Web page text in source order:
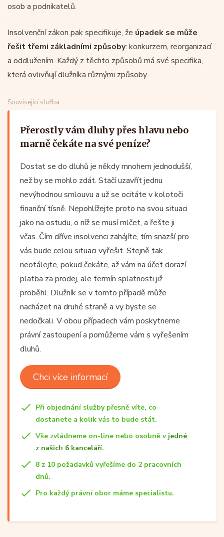
osob a podnikatelů.
Insolvenční zákon pak specifikuje, že úpadek se může
řešit třemi základními způsoby: konkurzem, reorganizací
a oddlužením. Každý z těchto způsobů má své specifika,
která ovlivňují dlužníka různými způsoby.
Související služba
Přerostly vám dluhy přes hlavu nebo
marně čekáte na své peníze?
Dostat se do dluhů je někdy mnohem jednodušší,
než by se mohlo zdát. Stačí uzavřít jednu
nevýhodnou smlouvu a už se ocitáte v kolotoči
finanční tísně. Nepohlížejte proto na svou situaci
jako na ostudu, o níž se musí mlčet, a řešte ji
včas. Čím dříve insolvenci zahájíte, tím snazší pro
vás bude celou situaci vyřešit. Stejně tak
neotálejte, pokud čekáte, až vám na účet dorazí
platba za prodej, ale termín splatnosti již
proběhl. Dlužník se v tomto případě může
nacházet na druhé straně a vy byste se
nedočkali. V obou případech vám poskytneme
právní zastoupení a pomůžeme vám s vyřešením
dluhů.
Chci více informací
Při objednání služby přesně víte, co
dostanete a kolik vás to bude stát.
Vše zvládneme on-line nebo osobně v jedné
z našich 6 kanceláří.
8 z 10 požadavků vyřešíme do 2 pracovních
dnů.
Pro každý právní obor máme specialistu.